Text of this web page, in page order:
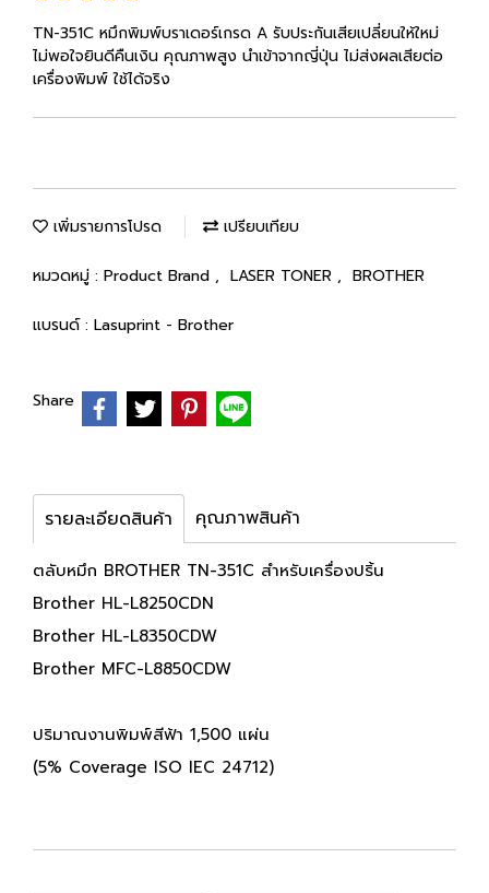
TN-351C หมึกพิมพ์บราเดอร์เกรด A รับประกันเสียเปลี่ยนให้ใหม่
ไม่พอใจยินดีคืนเงิน คุณภาพสูง นำเข้าจากญี่ปุ่น ไม่ส่งผลเสียต่อ
เครื่องพิมพ์ ใช้ได้จริง
เพิ่มรายการโปรด เปรียบเทียบ
หมวดหมู่ : Product Brand , LASER TONER , BROTHER
แบรนด์ : Lasuprint - Brother
Share
รายละเอียดสินค้า คุณภาพสินค้า
ตลับหมึก BROTHER TN-351C สำหรับเครื่องปริ้น
Brother HL-L8250CDN
Brother HL-L8350CDW
Brother MFC-L8850CDW
ปริมาณงานพิมพ์สีฟ้า 1,500 แผ่น
(5% Coverage ISO IEC 24712)